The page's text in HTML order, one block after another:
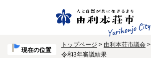
現在の位置
トップページ > 由利本荘市議会 >
令和3年審議結果